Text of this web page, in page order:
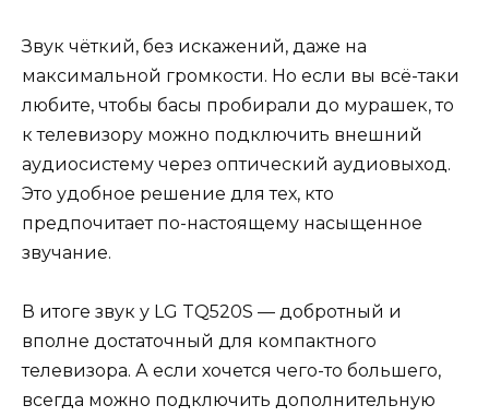
Звук чёткий, без искажений, даже на
максимальной громкости. Но если вы всё-таки
любите, чтобы басы пробирали до мурашек, то
к телевизору можно подключить внешний
аудиосистему через оптический аудиовыход.
Это удобное решение для тех, кто
предпочитает по-настоящему насыщенное
звучание.
В итоге звук у LG TQ520S — добротный и
вполне достаточный для компактного
телевизора. А если хочется чего-то большего,
всегда можно подключить дополнительную